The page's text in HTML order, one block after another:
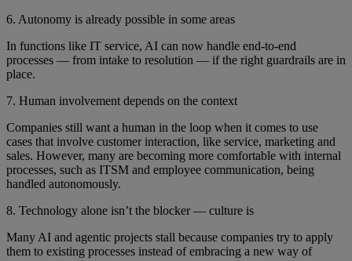
6. Autonomy is already possible in some areas
In functions like IT service, AI can now handle end-to-end
processes — from intake to resolution — if the right guardrails are in
place.
7. Human involvement depends on the context
Companies still want a human in the loop when it comes to use
cases that involve customer interaction, like service, marketing and
sales. However, many are becoming more comfortable with internal
processes, such as ITSM and employee communication, being
handled autonomously.
8. Technology alone isn’t the blocker — culture is
Many AI and agentic projects stall because companies try to apply
them to existing processes instead of embracing a new way of